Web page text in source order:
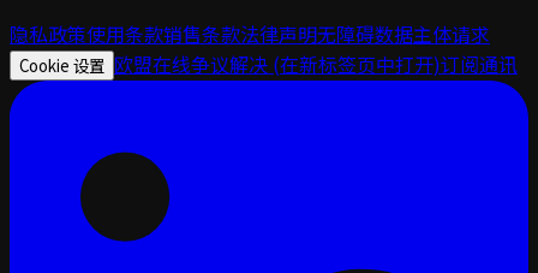
隐私政策使用条款销售条款法律声明无障碍数据主体请求
Cookie 设置 欧盟在线争议解决 (在新标签页中打开)订阅通讯